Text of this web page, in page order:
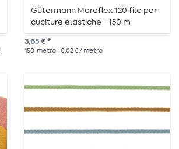
Gütermann Maraflex 120 filo per
cuciture elastiche - 150 m
3,65 € *
150 metro | 0,02 € / metro